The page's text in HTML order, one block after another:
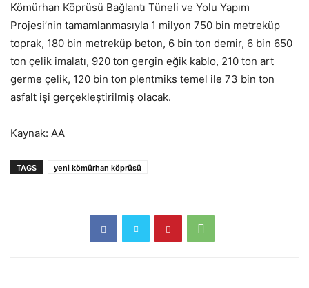
Kömürhan Köprüsü Bağlantı Tüneli ve Yolu Yapım
Projesi’nin tamamlanmasıyla 1 milyon 750 bin metreküp
toprak, 180 bin metreküp beton, 6 bin ton demir, 6 bin 650
ton çelik imalatı, 920 ton gergin eğik kablo, 210 ton art
germe çelik, 120 bin ton plentmiks temel ile 73 bin ton
asfalt işi gerçekleştirilmiş olacak.
Kaynak: AA
TAGS yeni kömürhan köprüsü